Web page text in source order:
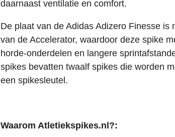
daarnaast ventilatie en comfort.
De plaat van de Adidas Adizero Finesse is
van de Accelerator, waardoor deze spike
horde-onderdelen en langere
spikes bevatten twaalf spikes die worden
een spikesleutel.
Waarom Atletiekspikes.nl?: